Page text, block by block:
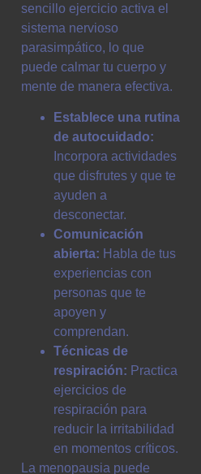
sencillo ejercicio activa el
sistema nervioso
parasimpático, lo que
puede calmar tu cuerpo y
mente de manera efectiva.
Establece una rutina
de autocuidado:
Incorpora actividades
que disfrutes y que te
ayuden a
desconectar.
Comunicación
abierta: Habla de tus
experiencias con
personas que te
apoyen y
comprendan.
Técnicas de
respiración: Practica
ejercicios de
respiración para
reducir la irritabilidad
en momentos críticos.
La menopausia puede